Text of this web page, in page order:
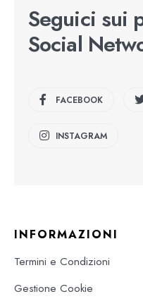
Seguici sui
Social
FACEBOOK
INSTAGRAM
INFORMAZIONI
Termini e Condizioni
Gestione Cookie